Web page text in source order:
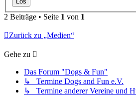
2 Beiträge • Seite 1 von 1
Zurück zu „Medien“
Gehe zu
Das Forum "Dogs & Fun"
↳ Termine Dogs and Fun e.V.
↳ Termine anderer Vereine und